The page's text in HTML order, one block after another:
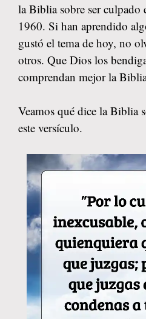
la Biblia sobre ser culpado
1960. Si han aprendido
gustó el tema de hoy, no
otros. Que Dios los
comprendan mejor la
Veamos qué dice la Biblia
este versículo.